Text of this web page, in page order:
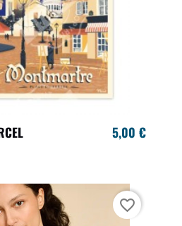
5,00 €
favorite_border